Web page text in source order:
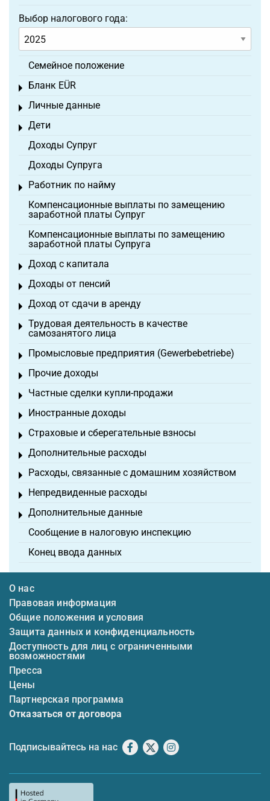
Выбор налогового года:
Семейное положение
Бланк EÜR
Toggle menu
Личные данные
Toggle menu
Дети
Toggle menu
Доходы Супруг
Доходы Супруга
Работник по найму
Toggle menu
Компенсационные выплаты по замещению
заработной платы Супруг
Компенсационные выплаты по замещению
заработной платы Супруга
Доход с капитала
Toggle menu
Доходы от пенсий
Toggle menu
Доход от сдачи в аренду
Toggle menu
Трудовая деятельность в качестве
самозанятого лица
Toggle menu
Промысловые предприятия (Gewerbebetriebe)
Toggle menu
Прочие доходы
Toggle menu
Частные сделки купли-продажи
Toggle menu
Иностранные доходы
Toggle menu
Страховые и сберегательные взносы
Toggle menu
Дополнительные расходы
Toggle menu
Расходы, связанные с домашним хозяйством
Toggle menu
Непредвиденные расходы
Toggle menu
Дополнительные данные
Toggle menu
Сообщение в налоговую инспекцию
Конец ввода данных
О нас
Правовая информация
Общие положения и условия
Защита данных и конфиденциальность
Доступность для лиц с ограниченными
возможностями
Пресса
Цены
Партнерская программа
Отказаться от договора
Подписывайтесь на нас Facebook
X Instagram